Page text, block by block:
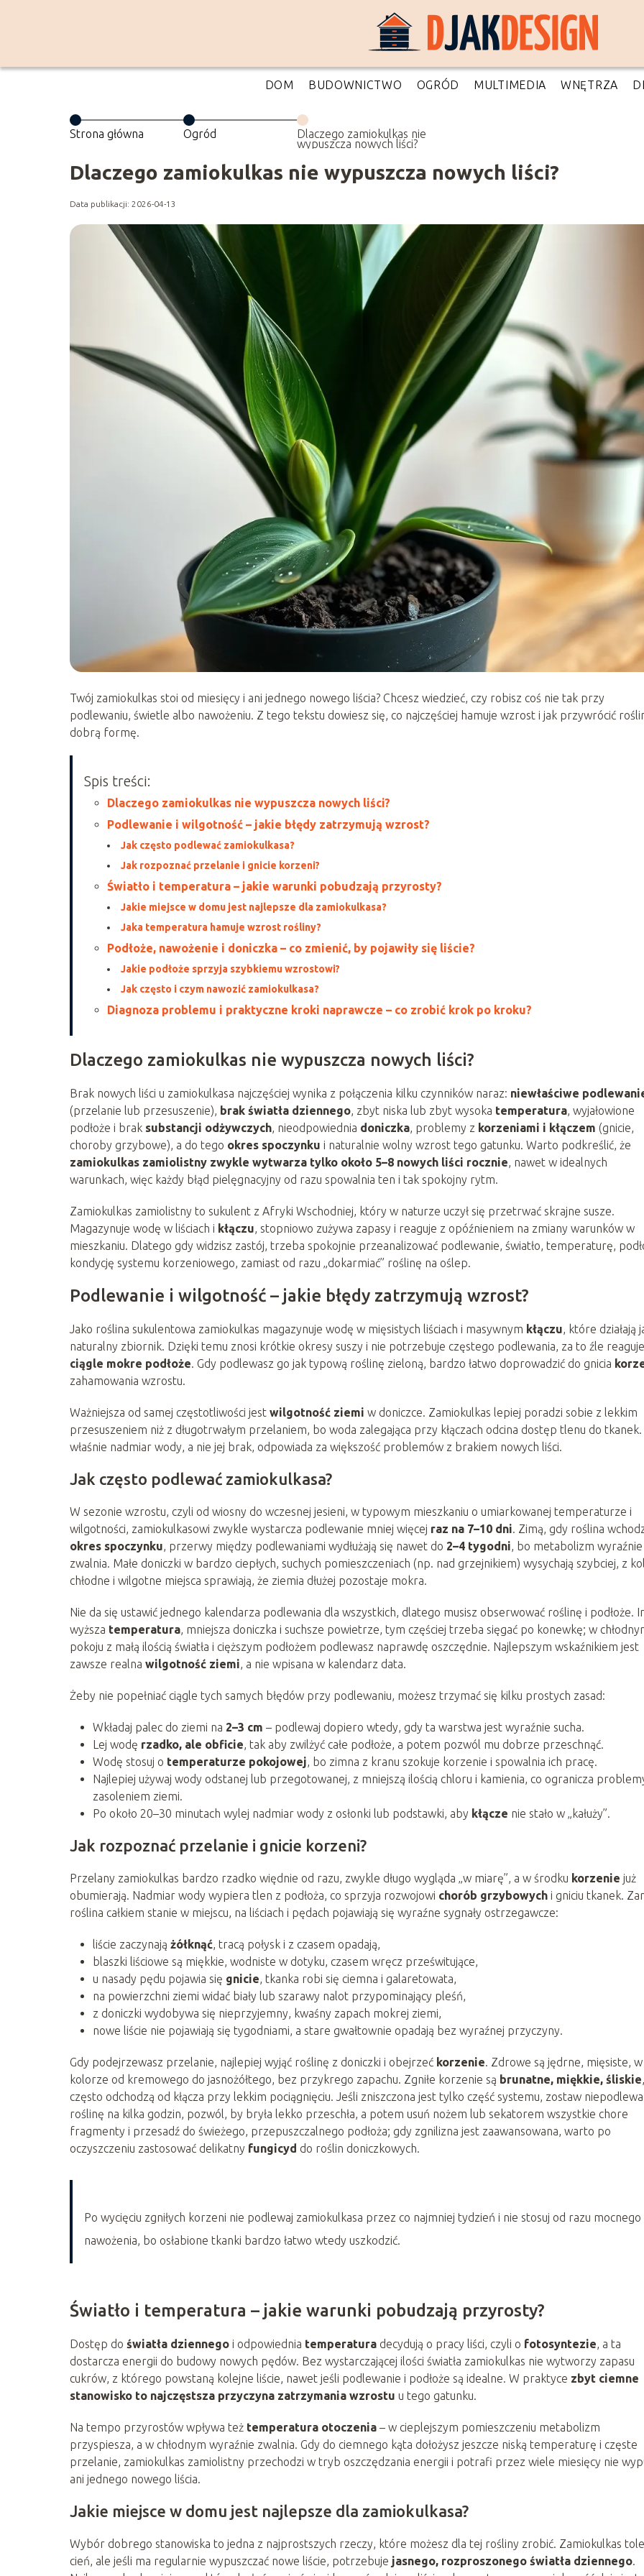
DOM BUDOWNICTWO OGRÓD MULTIMEDIA WNĘTRZA
Strona główna Ogród Dlaczego zamiokulkas nie
wypuszcza nowych liści?
Dlaczego zamiokulkas nie wypuszcza nowych liści?
Data publikacji: 2026-04-13
Twój zamiokulkas stoi od miesięcy i ani jednego nowego liścia? Chcesz wiedzieć, czy robisz coś nie tak przy
podlewaniu, świetle albo nawożeniu. Z tego tekstu dowiesz się, co najczęściej hamuje wzrost i jak przywrócić
dobrą formę.
Spis treści:
Dlaczego zamiokulkas nie wypuszcza nowych liści?
Podlewanie i wilgotność – jakie błędy zatrzymują wzrost?
Jak często podlewać zamiokulkasa?
Jak rozpoznać przelanie i gnicie korzeni?
Światło i temperatura – jakie warunki pobudzają przyrosty?
Jakie miejsce w domu jest najlepsze dla zamiokulkasa?
Jaka temperatura hamuje wzrost rośliny?
Podłoże, nawożenie i doniczka – co zmienić, by pojawiły się liście?
Jakie podłoże sprzyja szybkiemu wzrostowi?
Jak często i czym nawozić zamiokulkasa?
Diagnoza problemu i praktyczne kroki naprawcze – co zrobić krok po kroku?
Dlaczego zamiokulkas nie wypuszcza nowych liści?
Brak nowych liści u zamiokulkasa najczęściej wynika z połączenia kilku czynników naraz: niewłaściwe
(przelanie lub przesuszenie), brak światła dziennego, zbyt niska lub zbyt wysoka temperatura, wyjałowione
podłoże i brak substancji odżywczych, nieodpowiednia doniczka, problemy z korzeniami i kłączem (gnicie,
choroby grzybowe), a do tego okres spoczynku i naturalnie wolny wzrost tego gatunku. Warto podkreślić, że
zamiokulkas zamiolistny zwykle wytwarza tylko około 5–8 nowych liści rocznie, nawet w idealnych
warunkach, więc każdy błąd pielęgnacyjny od razu spowalnia ten i tak spokojny rytm.
Zamiokulkas zamiolistny to sukulent z Afryki Wschodniej, który w naturze uczył się przetrwać skrajne susze.
Magazynuje wodę w liściach i kłączu, stopniowo zużywa zapasy i reaguje z opóźnieniem na zmiany warunków w
mieszkaniu. Dlatego gdy widzisz zastój, trzeba spokojnie przeanalizować podlewanie, światło, temperaturę,
kondycję systemu korzeniowego, zamiast od razu „dokarmiać” roślinę na oślep.
Podlewanie i wilgotność – jakie błędy zatrzymują wzrost?
Jako roślina sukulentowa zamiokulkas magazynuje wodę w mięsistych liściach i masywnym kłączu, które działają
naturalny zbiornik. Dzięki temu znosi krótkie okresy suszy i nie potrzebuje częstego podlewania, za to źle
ciągle mokre podłoże. Gdy podlewasz go jak typową roślinę zieloną, bardzo łatwo doprowadzić do gnicia
zahamowania wzrostu.
Ważniejsza od samej częstotliwości jest wilgotność ziemi w doniczce. Zamiokulkas lepiej poradzi sobie z lekkim
przesuszeniem niż z długotrwałym przelaniem, bo woda zalegająca przy kłączach odcina dostęp tlenu do tkanek.
właśnie nadmiar wody, a nie jej brak, odpowiada za większość problemów z brakiem nowych liści.
Jak często podlewać zamiokulkasa?
W sezonie wzrostu, czyli od wiosny do wczesnej jesieni, w typowym mieszkaniu o umiarkowanej temperaturze i
wilgotności, zamiokulkasowi zwykle wystarcza podlewanie mniej więcej raz na 7–10 dni. Zimą, gdy roślina
okres spoczynku, przerwy między podlewaniami wydłużają się nawet do 2–4 tygodni, bo metabolizm wyraźnie
zwalnia. Małe doniczki w bardzo ciepłych, suchych pomieszczeniach (np. nad grzejnikiem) wysychają szybciej, z
chłodne i wilgotne miejsca sprawiają, że ziemia dłużej pozostaje mokra.
Nie da się ustawić jednego kalendarza podlewania dla wszystkich, dlatego musisz obserwować roślinę i podłoże.
wyższa temperatura, mniejsza doniczka i suchsze powietrze, tym częściej trzeba sięgać po konewkę; w
pokoju z małą ilością światła i cięższym podłożem podlewasz naprawdę oszczędnie. Najlepszym wskaźnikiem jest
zawsze realna wilgotność ziemi, a nie wpisana w kalendarz data.
Żeby nie popełniać ciągle tych samych błędów przy podlewaniu, możesz trzymać się kilku prostych zasad:
Wkładaj palec do ziemi na 2–3 cm – podlewaj dopiero wtedy, gdy ta warstwa jest wyraźnie sucha.
Lej wodę rzadko, ale obficie, tak aby zwilżyć całe podłoże, a potem pozwól mu dobrze przeschnąć.
Wodę stosuj o temperaturze pokojowej, bo zimna z kranu szokuje korzenie i spowalnia ich pracę.
Najlepiej używaj wody odstanej lub przegotowanej, z mniejszą ilością chloru i kamienia, co ogranicza
zasoleniem ziemi.
Po około 20–30 minutach wylej nadmiar wody z osłonki lub podstawki, aby kłącze nie stało w „kałuży”.
Jak rozpoznać przelanie i gnicie korzeni?
Przelany zamiokulkas bardzo rzadko więdnie od razu, zwykle długo wygląda „w miarę”, a w środku korzenie już
obumierają. Nadmiar wody wypiera tlen z podłoża, co sprzyja rozwojowi chorób grzybowych i gniciu tkanek.
roślina całkiem stanie w miejscu, na liściach i pędach pojawiają się wyraźne sygnały ostrzegawcze:
liście zaczynają żółknąć, tracą połysk i z czasem opadają,
blaszki liściowe są miękkie, wodniste w dotyku, czasem wręcz prześwitujące,
u nasady pędu pojawia się gnicie, tkanka robi się ciemna i galaretowata,
na powierzchni ziemi widać biały lub szarawy nalot przypominający pleśń,
z doniczki wydobywa się nieprzyjemny, kwaśny zapach mokrej ziemi,
nowe liście nie pojawiają się tygodniami, a stare gwałtownie opadają bez wyraźnej przyczyny.
Gdy podejrzewasz przelanie, najlepiej wyjąć roślinę z doniczki i obejrzeć korzenie. Zdrowe są jędrne, mięsiste, w
kolorze od kremowego do jasnożółtego, bez przykrego zapachu. Zgniłe korzenie są brunatne, miękkie, śliskie,
często odchodzą od kłącza przy lekkim pociągnięciu. Jeśli zniszczona jest tylko część systemu, zostaw
roślinę na kilka godzin, pozwól, by bryła lekko przeschła, a potem usuń nożem lub sekatorem wszystkie chore
fragmenty i przesadź do świeżego, przepuszczalnego podłoża; gdy zgnilizna jest zaawansowana, warto po
oczyszczeniu zastosować delikatny fungicyd do roślin doniczkowych.
Po wycięciu zgniłych korzeni nie podlewaj zamiokulkasa przez co najmniej tydzień i nie stosuj od razu mocnego
nawożenia, bo osłabione tkanki bardzo łatwo wtedy uszkodzić.
Światło i temperatura – jakie warunki pobudzają przyrosty?
Dostęp do światła dziennego i odpowiednia temperatura decydują o pracy liści, czyli o fotosyntezie, a ta
dostarcza energii do budowy nowych pędów. Bez wystarczającej ilości światła zamiokulkas nie wytworzy zapasu
cukrów, z którego powstaną kolejne liście, nawet jeśli podlewanie i podłoże są idealne. W praktyce zbyt ciemne
stanowisko to najczęstsza przyczyna zatrzymania wzrostu u tego gatunku.
Na tempo przyrostów wpływa też temperatura otoczenia – w cieplejszym pomieszczeniu metabolizm
przyspiesza, a w chłodnym wyraźnie zwalnia. Gdy do ciemnego kąta dołożysz jeszcze niską temperaturę i częste
przelanie, zamiokulkas zamiolistny przechodzi w tryb oszczędzania energii i potrafi przez wiele miesięcy nie
ani jednego nowego liścia.
Jakie miejsce w domu jest najlepsze dla zamiokulkasa?
Wybór dobrego stanowiska to jedna z najprostszych rzeczy, które możesz dla tej rośliny zrobić. Zamiokulkas
cień, ale jeśli ma regularnie wypuszczać nowe liście, potrzebuje jasnego, rozproszonego światła dziennego.